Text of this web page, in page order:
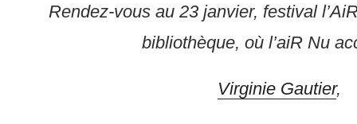
Rendez-vous au 23 janvier, festival
bibliothèque, où l’aiR Nu
Virginie Gautier,